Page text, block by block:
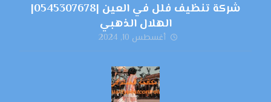
شركة تنظيف فلل في العين |0545307678|
الهلال الذهبي
أغسطس 10, 2024